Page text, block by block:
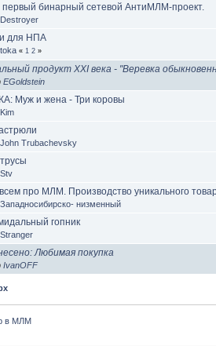
бинарный сетевой АнтиМЛМ-проект.
Destroyer
для НПА
toka « 1 2 »
продукт XXI века - "Веревка
EGoldstein
Муж и жена - Три коровы
Kim
John Trubachevsky
Stv
про МЛМ. Производство уникального
Западносибирско- низменный
гопник
Stranger
Любимая покупка
IvanOFF
в МЛМ